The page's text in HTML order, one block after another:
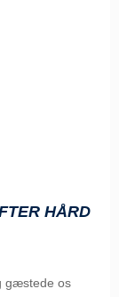
HÅRD
gæstede os